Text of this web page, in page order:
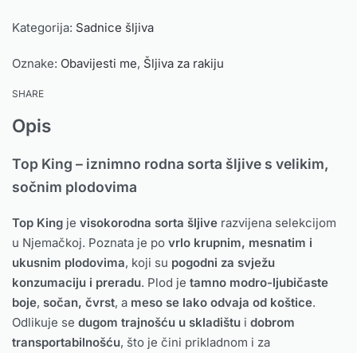
Kategorija: Sadnice šljiva
Oznake: Obavijesti me, Šljiva za rakiju
SHARE
Opis
Top King – iznimno rodna sorta šljive s velikim,
sočnim plodovima
Top King je visokorodna sorta šljive razvijena selekcijom
u Njemačkoj. Poznata je po vrlo krupnim, mesnatim i
ukusnim plodovima, koji su pogodni za svježu
konzumaciju i preradu. Plod je tamno modro-ljubičaste
boje, sočan, čvrst, a meso se lako odvaja od koštice.
Odlikuje se dugom trajnošću u skladištu i dobrom
transportabilnošću, što je čini prikladnom i za